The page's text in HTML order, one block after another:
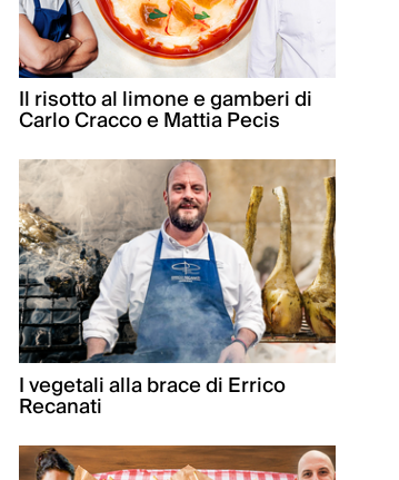
Il risotto al limone e gamberi di
Carlo Cracco e Mattia Pecis
I vegetali alla brace di Errico
Recanati